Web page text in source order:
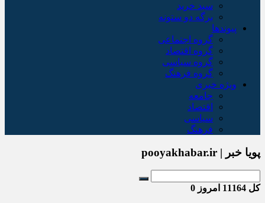
سبد خريد
برگه دو ستونه
پیوندها
گروه اجتماعی
گروه اقتصاد
گروه سیاسی
گروه فرهنگ
ویژه خبری
جامعه
اقتصاد
سیاسی
فرهنگ
پویا خبر | pooyakhabar.ir
کل امروز 0